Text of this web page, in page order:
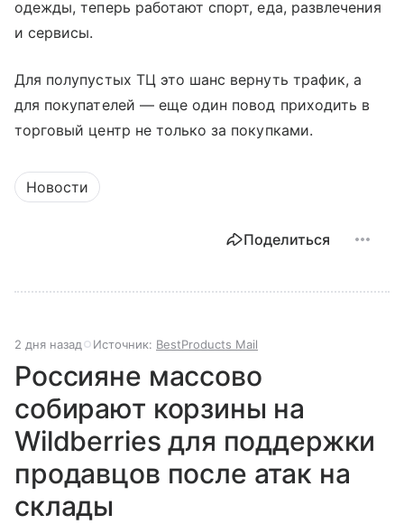
одежды, теперь работают спорт, еда, развлечения
и сервисы.
Для полупустых ТЦ это шанс вернуть трафик, а
для покупателей — еще один повод приходить в
торговый центр не только за покупками.
Новости
Поделиться
2 дня назад Источник: BestProducts Mail
Россияне массово
собирают корзины на
Wildberries для поддержки
продавцов после атак на
склады